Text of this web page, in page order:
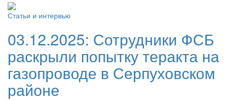
Статьи и интервью
03.12.2025: Сотрудники ФСБ
раскрыли попытку теракта на
газопроводе в Серпуховском
районе